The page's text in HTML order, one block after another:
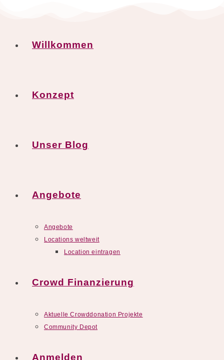
Willkommen
Konzept
Unser Blog
Angebote
Angebote
Locations weltweit
Location eintragen
Crowd Finanzierung
Aktuelle Crowddonation Projekte
Community Depot
Anmelden